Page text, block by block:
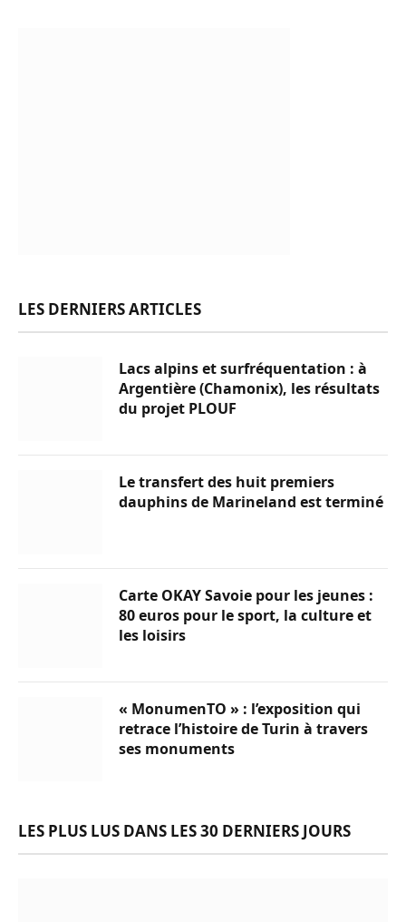
LES DERNIERS ARTICLES
Lacs alpins et surfréquentation : à
Argentière (Chamonix), les résultats
du projet PLOUF
Le transfert des huit premiers
dauphins de Marineland est terminé
Carte OKAY Savoie pour les jeunes :
80 euros pour le sport, la culture et
les loisirs
« MonumenTO » : l’exposition qui
retrace l’histoire de Turin à travers
ses monuments
LES PLUS LUS DANS LES 30 DERNIERS JOURS